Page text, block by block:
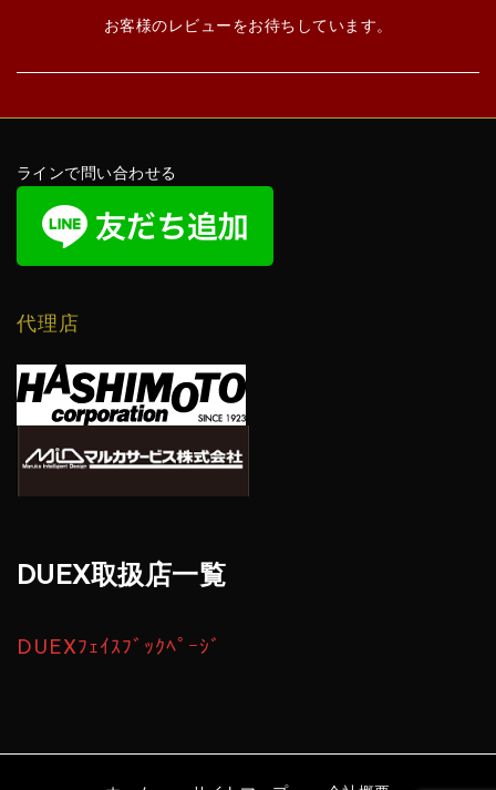
お客様のレビューをお待ちしています。
ラインで問い合わせる
代理店
DUEX取扱店一覧
DUEXﾌｪｲｽﾌﾞｯｸﾍﾟｰｼﾞ